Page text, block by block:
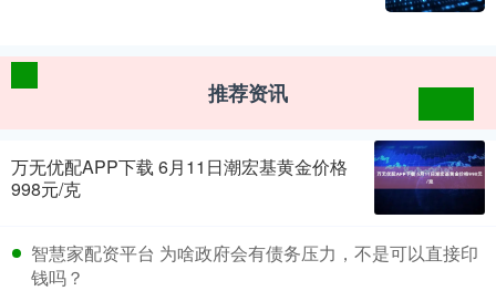
推荐资讯
万无优配APP下载 6月11日潮宏基黄金价格
998元/克
智慧家配资平台 为啥政府会有债务压力，不是可以直接印
钱吗？